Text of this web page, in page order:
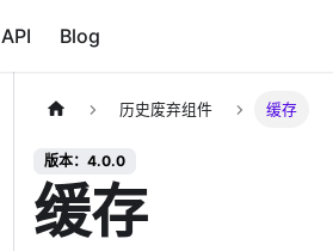
API Blog
历史废弃组件 缓存
版本：4.0.0
缓存